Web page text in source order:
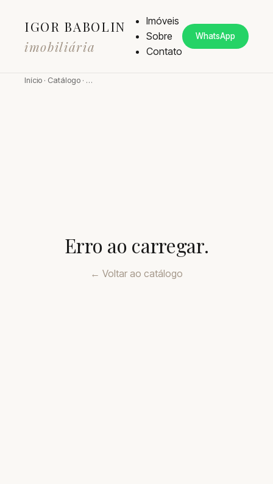
IGOR BABOLIN
imobiliária
Imóveis
Sobre
Contato
WhatsApp
Início · Catálogo · …
Erro ao carregar.
← Voltar ao catálogo